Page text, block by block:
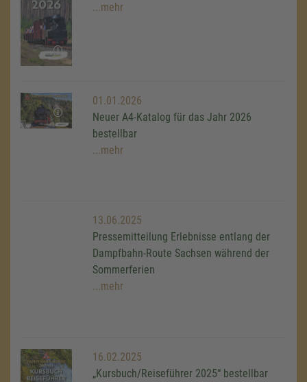
...mehr
01.01.2026
Neuer A4-Katalog für das Jahr 2026
bestellbar
...mehr
13.06.2025
Pressemitteilung Erlebnisse entlang der
Dampfbahn-Route Sachsen während der
Sommerferien
...mehr
16.02.2025
„Kursbuch/Reiseführer 2025“ bestellbar